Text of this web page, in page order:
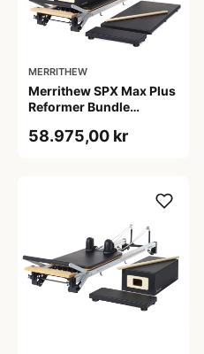
MERRITHEW
Merrithew SPX Max Plus
Reformer Bundle
sort/sølv, 252,7 x 66 cm,
58.975,00 kr